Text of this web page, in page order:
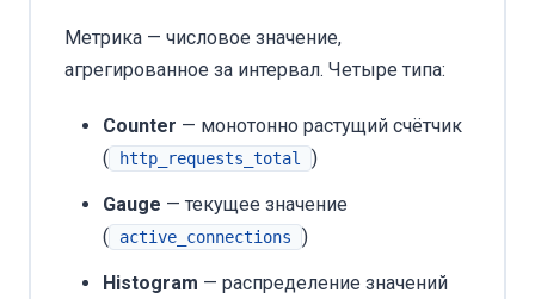
Метрика — числовое значение,
агрегированное за интервал. Четыре типа:
Counter — монотонно растущий счётчик
(
http_requests_total )
Gauge — текущее значение
(
active_connections )
Histogram — распределение значений